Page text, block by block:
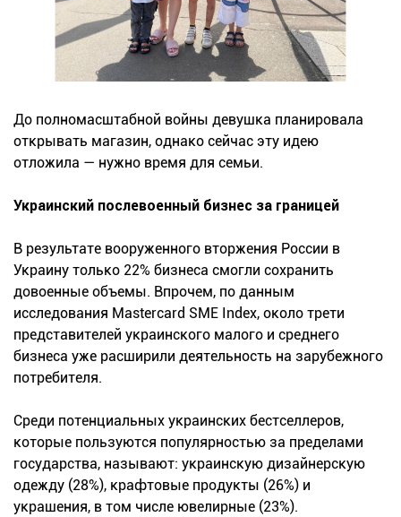
До полномасштабной войны девушка планировала
открывать магазин, однако сейчас эту идею
отложила — нужно время для семьи.
Украинский послевоенный бизнес за границей
В результате вооруженного вторжения России в
Украину только 22% бизнеса смогли сохранить
довоенные объемы. Впрочем, по данным
исследования Mastercard SME Index, около трети
представителей украинского малого и среднего
бизнеса уже расширили деятельность на зарубежного
потребителя.
Среди потенциальных украинских бестселлеров,
которые пользуются популярностью за пределами
государства, называют: украинскую дизайнерскую
одежду (28%), крафтовые продукты (26%) и
украшения, в том числе ювелирные (23%).